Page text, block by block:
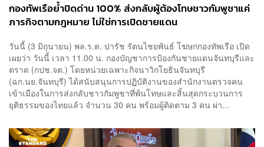
กองทัพเรือย้ำปิดด่าน 100% ส่งกลับผู้ต้องโทษชาวกัมพูชาแค่
ภารกิจตามกฎหมาย ไม่ใช่การเปิดชายแดน
วันนี้ (3 มิถุนายน) พล.ร.ต. ปารัช รัตนไชยพันธ์ โฆษกกองทัพเรือ เปิด
เผยว่า วันนี้ เวลา 11.00 น. กองบัญชาการป้องกันชายแดนจันทบุรีและ
ตราด (กปช.จต.) โดยหน่วยเฉพาะกิจนาวิกโยธินจันทบุรี
(ฉก.นย.จันทบุรี) ได้สนับสนุนการปฏิบัติงานของสำนักงานตรวจคน
เข้าเมืองในการส่งกลับชาวกัมพูชาที่พ้นโทษและสิ้นสุดกระบวนการ
ยุติธรรมของไทยแล้ว จำนวน 30 คน พร้อมผู้ติดตาม 3 คน ผ่า...